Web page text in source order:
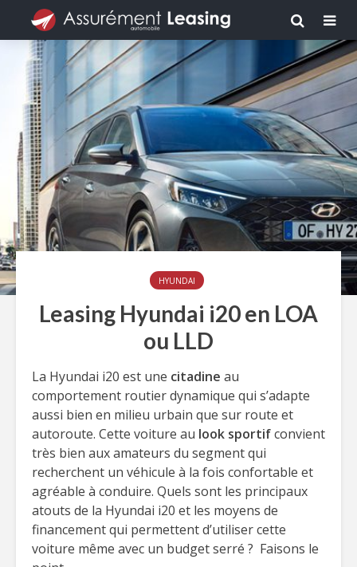
HYUNDAI
Leasing Hyundai i20 en LOA
ou LLD
La Hyundai i20 est une citadine au
comportement routier dynamique qui s’adapte
aussi bien en milieu urbain que sur route et
autoroute. Cette voiture au look sportifconvient
très bien aux amateurs du segment qui
recherchent un véhicule à la fois confortable et
agréable à conduire. Quels sont les principaux
atouts de la Hyundai i20 et les moyens de
financement qui permettent d’utiliser cette
voiture même avec un budget serré ? Faisons le